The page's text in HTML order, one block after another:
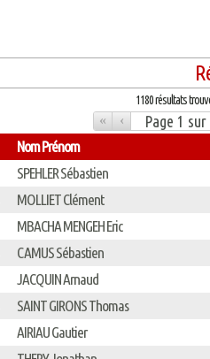
1180 résultats
« ‹
Nom Prénom
SPEHLER Sébastien
MOLLIET Clément
MBACHA MENGEH Eric
CAMUS Sébastien
JACQUIN Arnaud
SAINT GIRONS Thomas
AIRIAU Gautier